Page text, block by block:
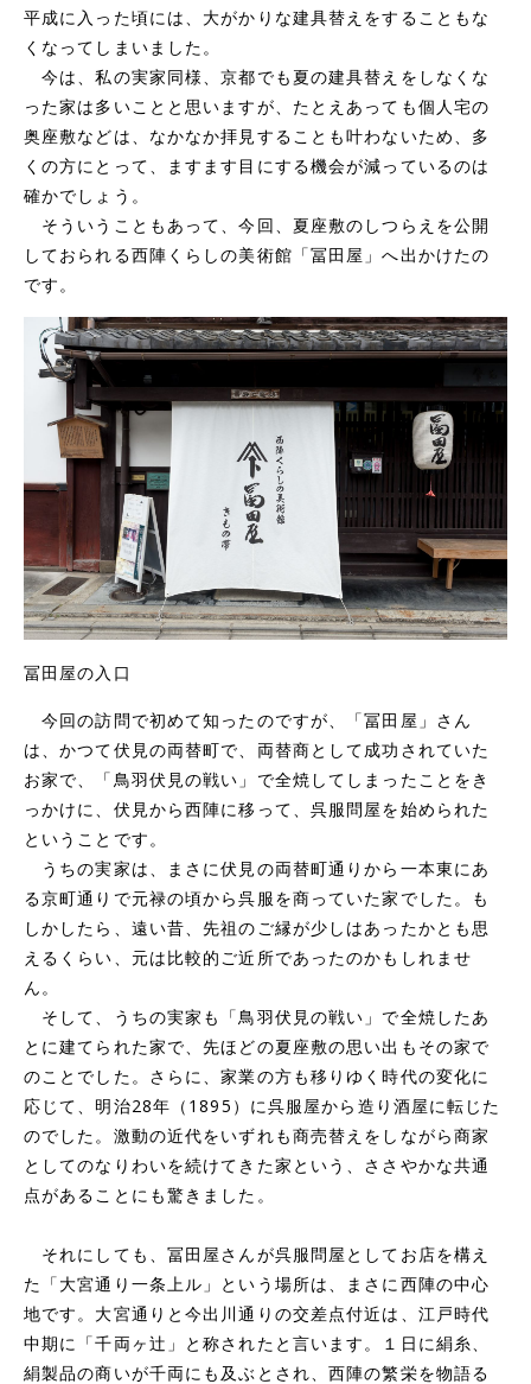
平成に入った頃には、大がかりな建具替えをすることもな
くなってしまいました。
今は、私の実家同様、京都でも夏の建具替えをしなくな
った家は多いことと思いますが、たとえあっても個人宅の
奥座敷などは、なかなか拝見することも叶わないため、多
くの方にとって、ますます目にする機会が減っているのは
確かでしょう。
そういうこともあって、今回、夏座敷のしつらえを公開
しておられる西陣くらしの美術館「冨田屋」へ出かけたの
です。
冨田屋の入口
今回の訪問で初めて知ったのですが、「冨田屋」さん
は、かつて伏見の両替町で、両替商として成功されていた
お家で、「鳥羽伏見の戦い」で全焼してしまったことをき
っかけに、伏見から西陣に移って、呉服問屋を始められた
ということです。
うちの実家は、まさに伏見の両替町通りから一本東にあ
る京町通りで元禄の頃から呉服を商っていた家でした。も
しかしたら、遠い昔、先祖のご縁が少しはあったかとも思
えるくらい、元は比較的ご近所であったのかもしれませ
ん。
そして、うちの実家も「鳥羽伏見の戦い」で全焼したあ
とに建てられた家で、先ほどの夏座敷の思い出もその家で
のことでした。さらに、家業の方も移りゆく時代の変化に
応じて、明治28年（1895）に呉服屋から造り酒屋に転じた
のでした。激動の近代をいずれも商売替えをしながら商家
としてのなりわいを続けてきた家という、ささやかな共通
点があることにも驚きました。
それにしても、冨田屋さんが呉服問屋としてお店を構え
た「大宮通り一条上ル」という場所は、まさに西陣の中心
地です。大宮通りと今出川通りの交差点付近は、江戸時代
中期に「千両ヶ辻」と称されたと言います。１日に絹糸、
絹製品の商いが千両にも及ぶとされ、西陣の繁栄を物語る